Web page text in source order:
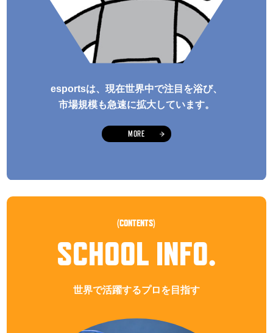
esportsは、現在世界中で注目を浴び、
市場規模も急速に拡大しています。
MORE
(CONTENTS)
SCHOOL INFO.
世界で活躍するプロを目指す